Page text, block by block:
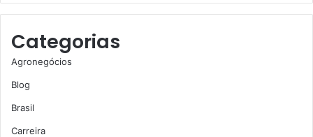
Categorias
Agronegócios
Blog
Brasil
Carreira